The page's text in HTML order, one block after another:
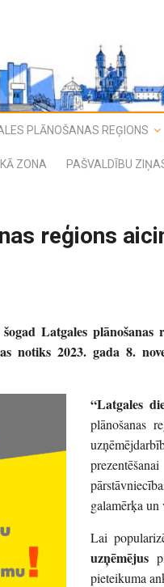
PLĀNOŠANAS REĢIONS
ZONA PAŠVALDĪBU
reģions
Latgales plānošanas
notiks 2023. gada 8.
“Latgales
plānošanas
galamērķa
Lai
uzņēmējus
pieteikuma